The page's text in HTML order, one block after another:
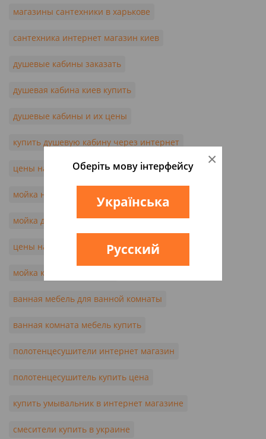
магазины сантехники в харькове
сантехника интернет магазин киев
душевые кабины заказать
душевая кабина киев купить
душевые кабины и их цены
купить душевую кабину через интернет
цены на мойки для кухни
мойка на кухню купить киев
мойка для кухни харьков
цены на раковины для кухни
мойка кухонная украина
ванная мебель для ванной комнаты
ванная комната мебель купить
полотенцесушители интернет магазин
полотенцесушитель купить цена
купить умывальник в интернет магазине
смесители купить в украине
×
Оберіть мову інтерфейсу
Українська
Русский